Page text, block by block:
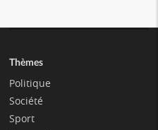
Thèmes
Politique
Société
Sport